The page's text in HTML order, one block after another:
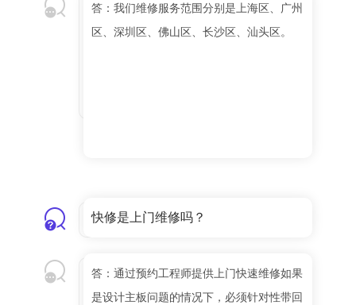
答：我们维修服务范围分别是上海区、广州
区、深圳区、佛山区、长沙区、汕头区。
快修是上门维修吗？
答：通过预约工程师提供上门快速维修如果
是设计主板问题的情况下，必须针对性带回